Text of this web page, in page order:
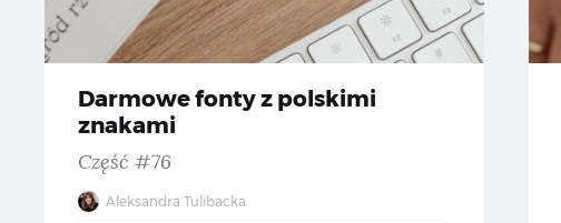
Darmowe fonty z polskimi
znakami
Część #76
Aleksandra Tulibacka